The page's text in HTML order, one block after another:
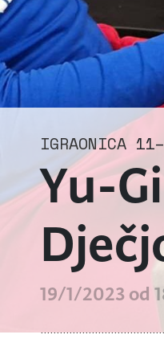
IGRAONICA
Yu-
19/1/2023 od